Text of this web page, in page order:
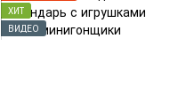
ХИТ
ВИДЕО